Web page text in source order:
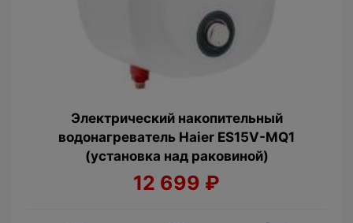
Электрический накопительный
водонагреватель Haier ES15V-MQ1
(установка над раковиной)
12 699 ₽